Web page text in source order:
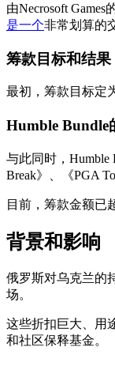
由Necrosoft Games
是一个非常划算的
筹款目标和结果
最初，筹款目标定
Humble Bundle
与此同时，Humble
Break》、《PGA
目前，筹款金额已
背景和影响
俄罗斯对乌克兰的
场。
这些折扣巨大、用
和社区保释基金。